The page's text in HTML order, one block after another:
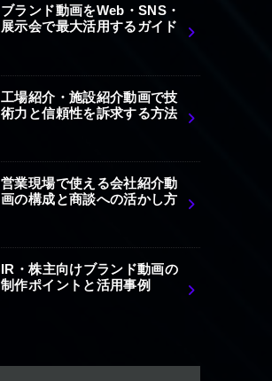
ブランド動画をWeb・SNS・
展示会で最大活用するガイド
工場紹介・施設紹介動画で技
術力と信頼性を訴求する方法
営業現場で使える会社紹介動
画の構成と商談への活かし方
IR・株主向けブランド動画の
制作ポイントと活用事例